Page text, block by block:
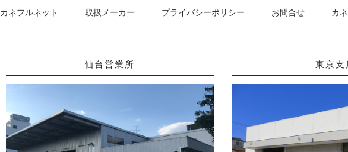
カネフルネット 取扱メーカー プライバシーポリシー お問合せ カ
仙台営業所 東京支